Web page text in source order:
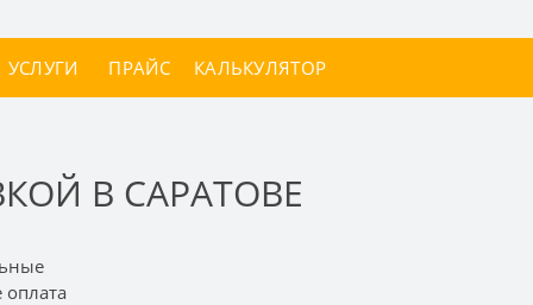
УСЛУГИ ПРАЙС КАЛЬКУЛЯТОР
В САРАТОВЕ